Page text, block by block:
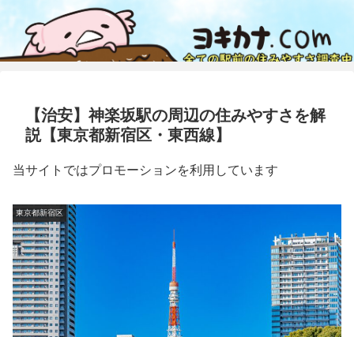
【治安】神楽坂駅の周辺の住みやすさを解
説【東京都新宿区・東西線】
当サイトではプロモーションを利用しています
東京都新宿区